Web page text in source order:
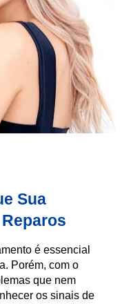
Sua
é essencial
Porém, com o
que nem
os sinais de